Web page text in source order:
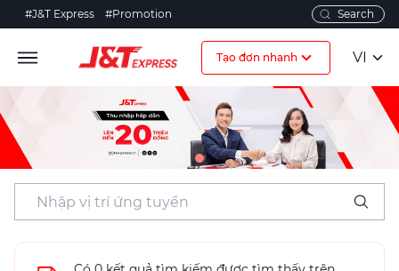
#J&T Express #Promotion
Tạo đơn nhanh VI